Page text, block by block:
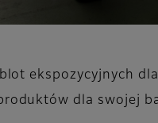
ekspozycyjnych
dla swojej